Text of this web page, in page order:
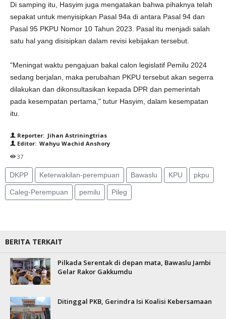
Di samping itu, Hasyim juga mengatakan bahwa pihaknya telah
sepakat untuk menyisipkan Pasal 94a di antara Pasal 94 dan
Pasal 95 PKPU Nomor 10 Tahun 2023. Pasal itu menjadi salah
satu hal yang disisipkan dalam revisi kebijakan tersebut.
"Meningat waktu pengajuan bakal calon legislatif Pemilu 2024
sedang berjalan, maka perubahan PKPU tersebut akan segerra
dilakukan dan dikonsultasikan kepada DPR dan pemerintah
pada kesempatan pertama," tutur Hasyim, dalam kesempatan
itu.
Reporter: Jihan Astriningtrias
Editor: Wahyu Wachid Anshory
37
DKPP Keterwakilan-perempuan Bawaslu KPU pkpu
Caleg-Perempuan pemilu Pileg
BERITA TERKAIT
Pilkada Serentak di depan mata, Bawaslu Jambi
Gelar Rakor Gakkumdu
Ditinggal PKB, Gerindra Isi Koalisi Kebersamaan